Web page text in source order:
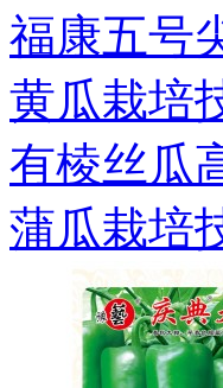
福康五号
黄瓜栽培
有棱丝瓜
蒲瓜栽培